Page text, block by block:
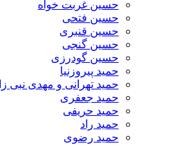
حسین غربت خواه
حسین فتحی
حسین قنبری
حسین گنجی
حسین گودرزی
حمید پیروزنیا
حمید تهرانی و مهدی نبی
حمید جعفری
حمید حریفی
حمید راد
حمید رضوی